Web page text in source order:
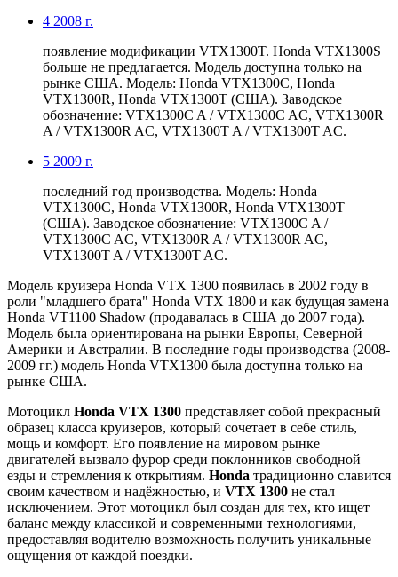
4 2008 г.
появление модификации VTX1300T. Honda VTX1300S
больше не предлагается. Модель доступна только на
рынке США. Модель: Honda VTX1300C, Honda
VTX1300R, Honda VTX1300T (США). Заводское
обозначение: VTX1300C A / VTX1300C AC, VTX1300R
A / VTX1300R AC, VTX1300T A / VTX1300T AC.
5 2009 г.
последний год производства. Модель: Honda
VTX1300C, Honda VTX1300R, Honda VTX1300T
(США). Заводское обозначение: VTX1300C A /
VTX1300C AC, VTX1300R A / VTX1300R AC,
VTX1300T A / VTX1300T AC.
Модель круизера Honda VTX 1300 появилась в 2002 году в
роли "младшего брата" Honda VTX 1800 и как будущая замена
Honda VT1100 Shadow (продавалась в США до 2007 года).
Модель была ориентирована на рынки Европы, Северной
Америки и Австралии. В последние годы производства (2008-
2009 гг.) модель Honda VTX1300 была доступна только на
рынке США.
Мотоцикл Honda VTX 1300 представляет собой прекрасный
образец класса круизеров, который сочетает в себе стиль,
мощь и комфорт. Его появление на мировом рынке
двигателей вызвало фурор среди поклонников свободной
езды и стремления к открытиям. Honda традиционно славится
своим качеством и надёжностью, и VTX 1300 не стал
исключением. Этот мотоцикл был создан для тех, кто ищет
баланс между классикой и современными технологиями,
предоставляя водителю возможность получить уникальные
ощущения от каждой поездки.